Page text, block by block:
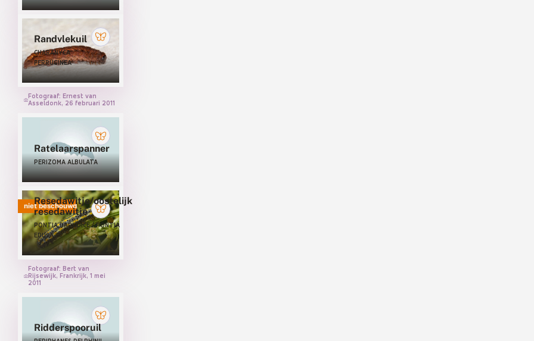
Randvlekuil
CHARANYCA
FERRUGINEA
Fotograaf: Ernest van
Asseldonk, 26 februari 2011
Ratelaarspanner
PERIZOMA ALBULATA
niet beschouwd
Resedawitje/oostelijk
resedawitje
PONTIA DAPLIDICE / PONTIA
EDUSA
Fotograaf: Bert van
Rijsewijk, Frankrijk, 1 mei
2011
Ridderspooruil